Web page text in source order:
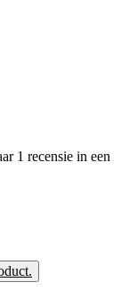
1 recensie in een